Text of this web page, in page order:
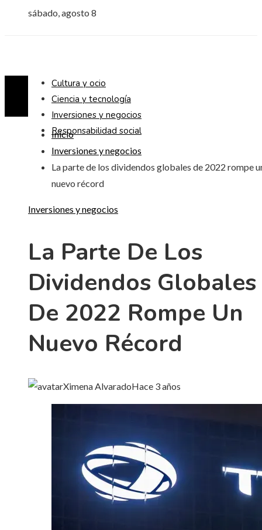
sábado, agosto 8
Cultura y ocio
Ciencia y tecnología
Inversiones y negocios
Responsabilidad social
Inicio
Inversiones y negocios
La parte de los dividendos globales de 2022 rompe
nuevo récord
Inversiones y negocios
La Parte De Los
Dividendos Globales
De 2022 Rompe Un
Nuevo Récord
Ximena AlvaradoHace 3 años